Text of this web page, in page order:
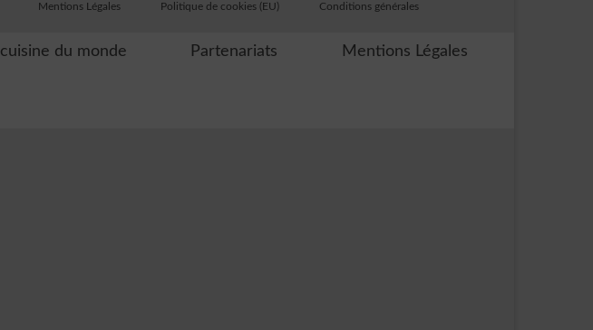
Mentions Légales Politique de cookies (EU) Conditions générales
cuisine du monde Partenariats Mentions Légales